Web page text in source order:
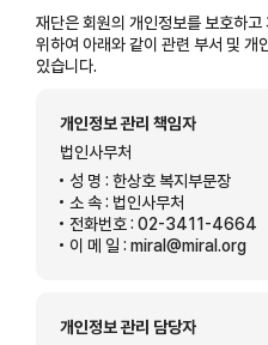
재단은 회원의 개인정보를 보호하고
위하여 아래와 같이 관련 부서 및 개
있습니다.
개인정보 관리 책임자
법인사무처
성 명 : 한상호 복지부문장
소 속 : 법인사무처
전화번호 : 02-3411-4664
이 메 일 : miral@miral.org
개인정보 관리 담당자